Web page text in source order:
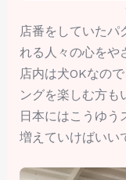
店番をしていたパ
れる人々の心をや
店内は犬OKなの
ングを楽しむ方も
日本にはこうゆう
増えていけばいい